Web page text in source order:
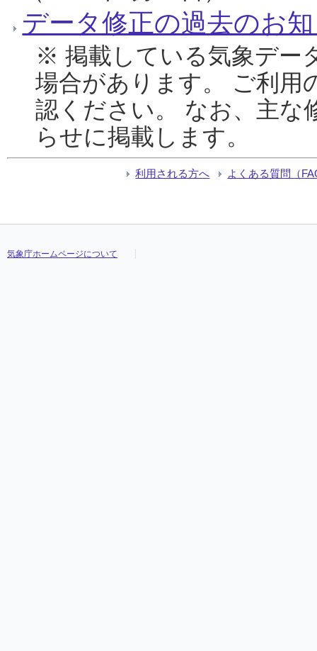
データ修正の過去のお
※ 掲載している気象デー
場合があります。 ご利用
認ください。 なお、主な
らせに掲載します。
利用される方へ よくある質問（
気象庁ホームページについて